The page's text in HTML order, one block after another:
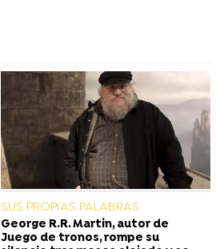
SUS PROPIAS PALABRAS
George R.R. Martin, autor de
Juego de tronos, rompe su